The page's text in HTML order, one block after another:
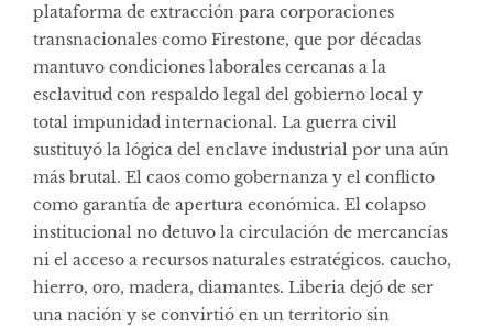
plataforma de extracción para corporaciones
transnacionales como Firestone, que por décadas
mantuvo condiciones laborales cercanas a la
esclavitud con respaldo legal del gobierno local y
total impunidad internacional. La guerra civil
sustituyó la lógica del enclave industrial por una aún
más brutal. El caos como gobernanza y el conflicto
como garantía de apertura económica. El colapso
institucional no detuvo la circulación de mercancías
ni el acceso a recursos naturales estratégicos. caucho,
hierro, oro, madera, diamantes. Liberia dejó de ser
una nación y se convirtió en un territorio sin